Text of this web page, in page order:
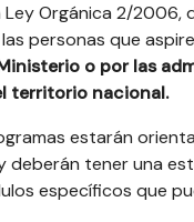
Orgánica 2/
personas que
o por las
territorio nacional.
estarán
deberán tener una
específicos que